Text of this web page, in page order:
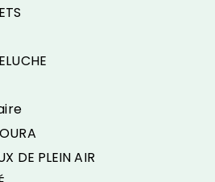
DE PLEIN AIR